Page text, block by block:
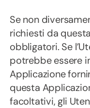
Se non
richiesti da
obbligatori. Se
potrebbe essere
Applicazione
questa
facoltativi, gli